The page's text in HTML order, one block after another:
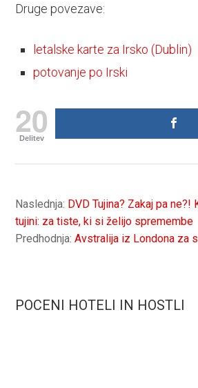
Druge povezave:
letalske karte za Irsko (Dublin)
potovanje po Irski
20
Delitev
Naslednja: DVD Tujina? Zakaj pa ne?!
tujini: za tiste, ki si želijo spremembe
Predhodnja:Avstralija iz Londona za
POCENI HOTELI IN HOSTLI